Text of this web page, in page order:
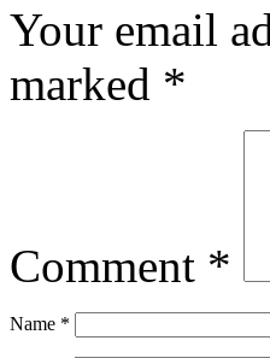
Your email
marked *
Comment *
Name *